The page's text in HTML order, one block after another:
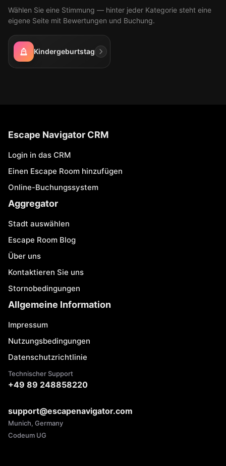
Wählen Sie eine Stimmung — hinter jeder Kategorie steht eine
eigene Seite mit Bewertungen und Buchung.
Kindergeburtstag
Escape Navigator CRM
Login in das CRM
Einen Escape Room hinzufügen
Online-Buchungssystem
Aggregator
Stadt auswählen
Escape Room Blog
Über uns
Kontaktieren Sie uns
Stornobedingungen
Allgemeine Information
Impressum
Nutzungsbedingungen
Datenschutzrichtlinie
Technischer Support
+49 89 248858220
support@escapenavigator.com
Munich, Germany
Codeum UG